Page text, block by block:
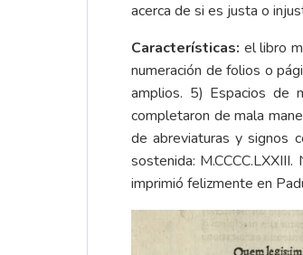
acerca de si es justa o
Características: el libro
numeración de folios o
amplios. 5) Espacios de
completaron de mala
de abreviaturas y signos
sostenida:
imprimió felizmente en